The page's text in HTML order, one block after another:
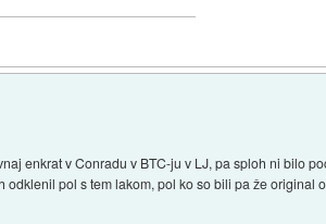
enkrat v Conradu v BTC-ju v LJ, pa sploh ni bilo
pol s tem lakom, pol ko so bili pa že